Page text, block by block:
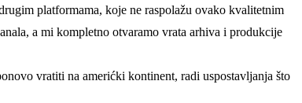
platformama, koje ne raspolažu ovako kvalitetnim
a mi kompletno otvaramo vrata arhiva i produkcije
vratiti na amerićki kontinent, radi uspostavljanja što